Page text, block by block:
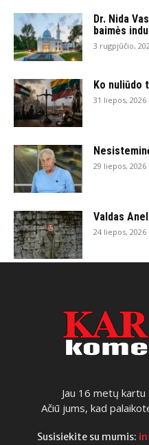
Dr. Nida
baimės
3 rugpjūčio,
Ko nuliūdo
31 liepos, 2026
29 liepos, 2026
Valdas
24 liepos, 2026
Jau 16 metų
Ačiū jums, kad
Susisiekite su mumis: